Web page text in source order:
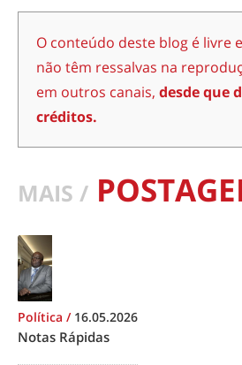
O conteúdo deste blog é livre
não têm ressalvas na
em outros canais, desde que
créditos.
MAIS /
Política / 16.05.2026
Notas Rápidas